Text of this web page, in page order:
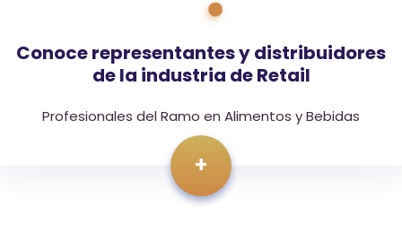
Conoce representantes y distribuidores
de la industria de Retail
Profesionales del Ramo en Alimentos y Bebidas
+